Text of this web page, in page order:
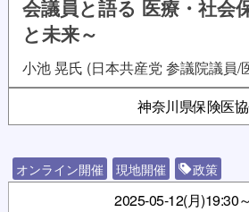
会議員と語る 医療・社会
と未来～
小池 晃氏 (日本共産党 参議院議員/
神奈川県保険医
オンライン開催 現地開催 政策
2025-05-12(月)19:30